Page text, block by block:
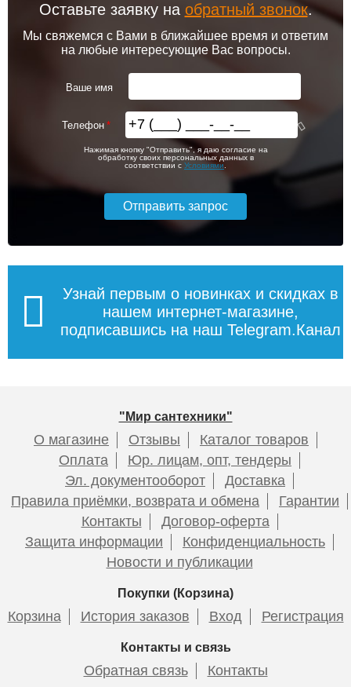
Оставьте заявку на обратный звонок.
Мы свяжемся с Вами в ближайшее время и ответим
на любые интересующие Вас вопросы.
Ваше имя
Телефон
Нажимая кнопку "Отправить", я даю согласие на
обработку своих персональных данных в
соответствии с Условиями
Узнай первым о новинках и скидках в
нашем интернет-магазине,
подписавшись на наш Telegram.Канал
"Мир сантехники"
О магазине Отзывы
Каталог товаров
Оплата
Юр. лицам, опт, тендеры
Эл. документооборот
Доставка
Правила приёмки, возврата и обмена
Гарантии
Контакты
Договор-оферта
Защита информации
Конфиденциальность
Новости и публикации
Покупки (Корзина)
Корзина История заказов Вход Регистрация
Контакты и связь
Обратная связь Контакты